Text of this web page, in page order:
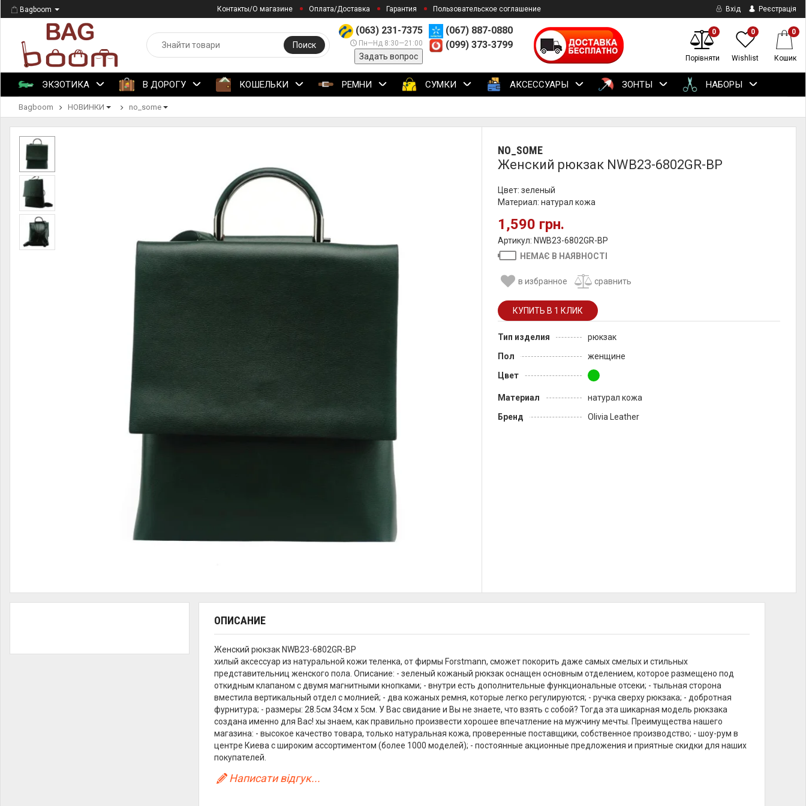
Bagboom Контакты/О магазине Оплата/Доставка Гарантия Пользовательское соглашение Вхід Реєстрація
(063) 231-7375
Пн—Нд 8:30—21:00
Задать вопрос
(067) 887-0880
(099) 373-3799
Поиск
0
Порівняти
0
Wishlist
0
Кошик
ЭКЗОТИКА В ДОРОГУ КОШЕЛЬКИ РЕМНИ СУМКИ АКСЕССУАРЫ ЗОНТЫ НАБОРЫ
Bagboom НОВИНКИ no_some
NO_SOME
Женский рюкзак NWB23-6802GR-BP
Цвет: зеленый
Материал: натурал кожа
1,590 грн.
Артикул: NWB23-6802GR-BP
НЕМАЄ В НАЯВНОСТІ
в избранное сравнить
Тип изделия
рюкзак
Пол
женщине
Цвет
Материал
натурал кожа
Бренд
Olivia Leather
ОПИСАНИЕ
Женский рюкзак NWB23-6802GR-BP
xилый аксессуар из натуральной кожи теленка, от фирмы Forstmann, сможет покорить даже самых смелых и стильных
представительниц женского пола. Описание: - зеленый кожаный рюкзак оснащен основным отделением, которое размещено под
откидным клапаном с двумя магнитными кнопками; - внутри есть дополнительные функциональные отсеки; - тыльная сторона
вместила вертикальный отдел с молнией; - два кожаных ремня, которые легко регулируются; - ручка сверху рюкзака; - добротная
фурнитура; - размеры: 28.5см 34см х 5см. У Вас свидание и Вы не знаете, что взять с собой? Тогда эта шикарная модель рюкзака
создана именно для Вас! xы знаем, как правильно произвести хорошее впечатление на мужчину мечты. Преимущества нашего
магазина: - высокое качество товара, только натуральная кожа, проверенные поставщики, собственное производство; - шоу-рум в
центре Киева с широким ассортиментом (более 1000 моделей); - постоянные акционные предложения и приятные скидки для наших
покупателей.
Написати відгук...